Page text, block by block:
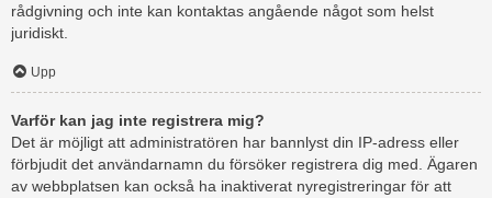
rådgivning och inte kan kontaktas angående något som helst
juridiskt.
Upp
Varför kan jag inte registrera mig?
Det är möjligt att administratören har bannlyst din IP-adress eller
förbjudit det användarnamn du försöker registrera dig med. Ägaren
av webbplatsen kan också ha inaktiverat nyregistreringar för att